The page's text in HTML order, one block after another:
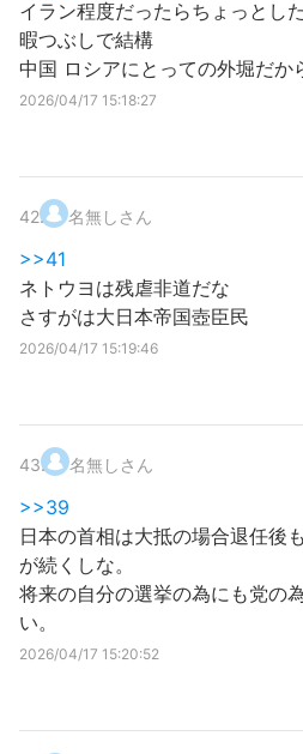
イラン程度だったらちょっとした
暇つぶしで結構
中国 ロシアにとっての外堀だ
2026/04/17 15:18:27
42. 名無しさん
>>41
ネトウヨは残虐非道だな
さすがは大日本帝国壺臣民
2026/04/17 15:19:46
43. 名無しさん
>>39
日本の首相は大抵の場合退任後
が続くしな。
将来の自分の選挙の為にも党の
い。
2026/04/17 15:20:52